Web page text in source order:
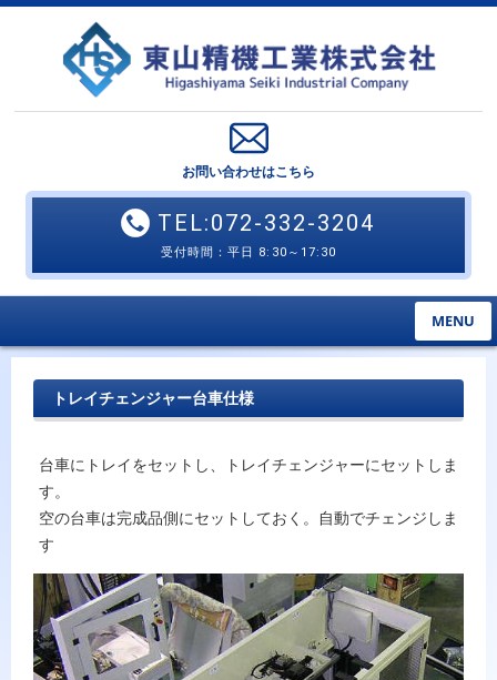
お問い合わせはこちら
TEL:072-332-3204
受付時間：平日 8:30～17:30
MENU
トレイチェンジャー台車仕様
台車にトレイをセットし、トレイチェンジャーにセットしま
す。
空の台車は完成品側にセットしておく。自動でチェンジしま
す